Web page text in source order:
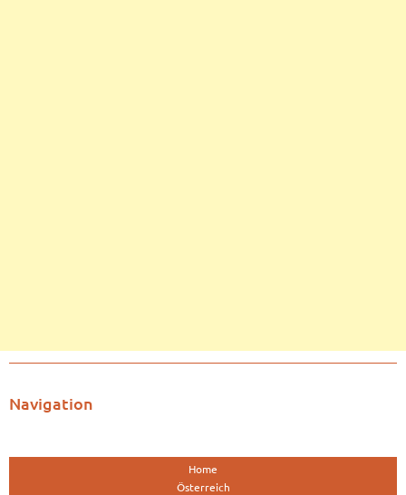
Navigation
Home
Österreich